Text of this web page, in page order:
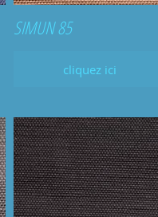
SIMUN 85
cliquez ici